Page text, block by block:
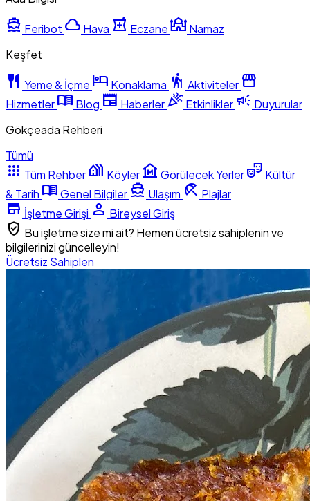
directions_boat Feribot cloud Hava local_pharmacy EczanemosqueNamaz
Keşfet
restaurant Yeme & İçme hotel Konaklama hiking Aktiviteler storefront
Hizmetlermenu_book Blog newspaper Haberler celebrationEtkinlikler campaign Duyurular
Gökçeada Rehberi
Tümü
apps Tüm Rehber holiday_village Köyler museum Görülecek Yerlertheater_comedy Kültür
& Tarih menu_bookGenel Bilgiler directions_boat Ulaşım beach_access Plajlar
store İşletme Girişi person Bireysel Giriş
verified_user Bu işletme size mi ait? Hemen ücretsiz sahiplenin ve
bilgilerinizi güncelleyin!
Ücretsiz Sahiplen